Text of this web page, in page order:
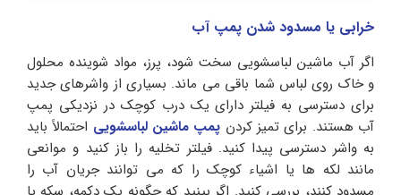
خرابی یا مسدود شدن پمپ آب
اگر آب ماشین لباسشویی سخت شود، پرز، مواد شوینده محلول
و خاک روی لباس شما باقی می ماند. بسیاری از واشرهای جدید
برای دسترسی به فیلتر دارای یک درب کوچک در نزدیکی پمپ
آب هستند. برای تمیز کردن پمپ ماشین لباسشویی احتمالاً باید
به واشر دسترسی پیدا کنید. فیلتر تخلیه را باز کنید و موانعی
مانند لکه ها یا اشیاء کوچک را که می توانند جریان آب را